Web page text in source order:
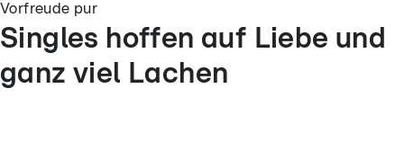
Vorfreude pur
Singles hoffen auf Liebe und
ganz viel Lachen